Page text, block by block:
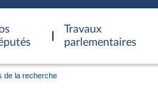
Travaux
parlementaires
de la recherche